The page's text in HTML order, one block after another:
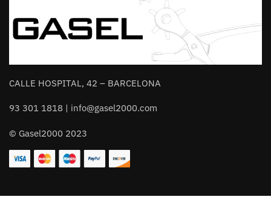
CALLE HOSPITAL, 42 – BARCELONA
93 301 1818 | info@gasel2000.com
© Gasel2000 2023